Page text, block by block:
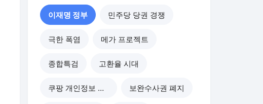
이재명 정부 민주당 당권 경쟁
극한 폭염 메가 프로젝트
종합특검 고환율 시대
쿠팡 개인정보 유출 보완수사권 폐지